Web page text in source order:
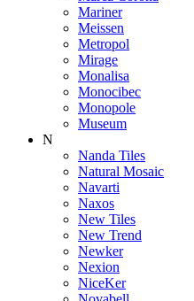
Mariner
Meissen
Metropol
Mirage
Monalisa
Monocibec
Monopole
Museum
N
Nanda Tiles
Natural Mosaic
Navarti
Naxos
New Tiles
New Trend
Newker
Nexion
NiceKer